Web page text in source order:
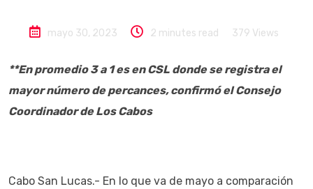
mayo 30, 2023 2 minutes read 379 Views
**En promedio 3 a 1 es en CSL donde se registra el
mayor número de percances, confirmó el Consejo
Coordinador de Los Cabos
Cabo San Lucas.- En lo que va de mayo a comparación